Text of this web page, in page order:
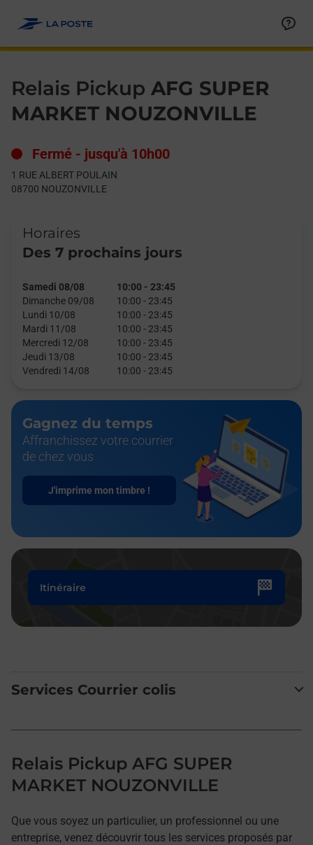
Relais Pickup AFG SUPER
MARKET NOUZONVILLE
Fermé - jusqu'à 10h00
1 RUE ALBERT POULAIN
08700 NOUZONVILLE
Horaires
Des 7 prochains jours
Samedi 08/08 10:00 - 23:45
Dimanche 09/08
10:00 - 23:45
Lundi 10/08
10:00 - 23:45
Mardi 11/08
10:00 - 23:45
Mercredi 12/08
10:00 - 23:45
Jeudi 13/08
10:00 - 23:45
Vendredi 14/08
10:00 - 23:45
Gagnez du temps
Affranchissez votre courrier
de chez vous
J'imprime mon timbre !
Itinéraire
Services Courrier colis
Relais Pickup AFG SUPER
MARKET NOUZONVILLE
Que vous soyez un particulier, un professionnel ou une
entreprise, venez découvrir tous les services proposés par